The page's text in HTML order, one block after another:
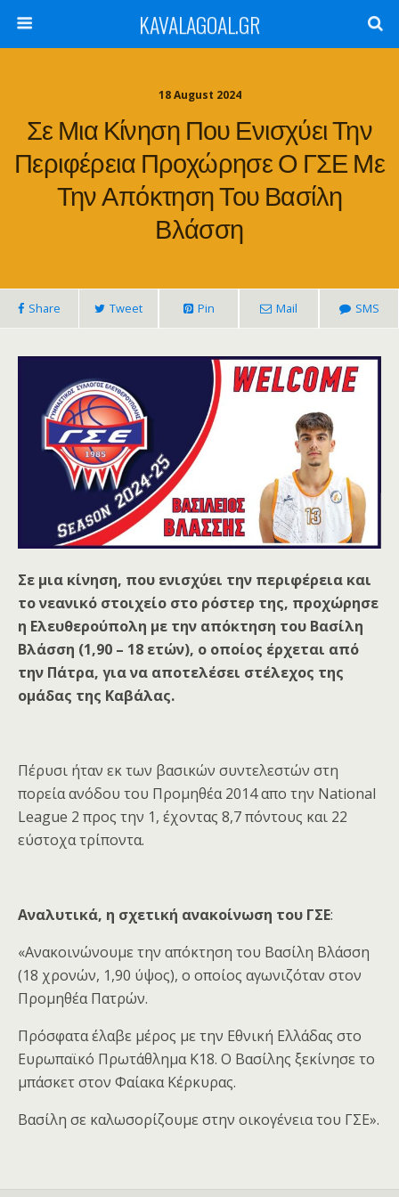
KAVALAGOAL.GR
18 August 2024
Σε Μια Κίνηση Που Ενισχύει Την
Περιφέρεια Προχώρησε Ο ΓΣΕ Με
Την Απόκτηση Του Βασίλη
Βλάσση
Share Tweet Pin Mail SMS
Σε μια κίνηση, που ενισχύει την περιφέρεια και
το νεανικό στοιχείο στο ρόστερ της, προχώρησε
η Ελευθερούπολη με την απόκτηση του Βασίλη
Βλάσση (1,90 – 18 ετών), ο οποίος έρχεται από
την Πάτρα, για να αποτελέσει στέλεχος της
ομάδας της Καβάλας.
Πέρυσι ήταν εκ των βασικών συντελεστών στη
πορεία ανόδου του Προμηθέα 2014 απο την National
League 2 προς την 1, έχοντας 8,7 πόντους και 22
εύστοχα τρίποντα.
Αναλυτικά, η σχετική ανακοίνωση του ΓΣΕ:
«Ανακοινώνουμε την απόκτηση του Βασίλη Βλάσση
(18 χρονών, 1,90 ύψος), ο οποίος αγωνιζόταν στον
Προμηθέα Πατρών.
Πρόσφατα έλαβε μέρος με την Εθνική Ελλάδας στο
Ευρωπαϊκό Πρωτάθλημα Κ18. Ο Βασίλης ξεκίνησε το
μπάσκετ στον Φαίακα Κέρκυρας.
Βασίλη σε καλωσορίζουμε στην οικογένεια του ΓΣΕ».